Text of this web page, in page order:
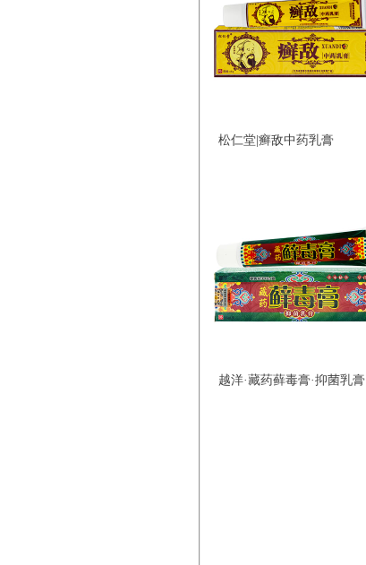
松仁堂|癣敌中药乳膏
越洋·藏药藓毒膏·抑菌乳膏